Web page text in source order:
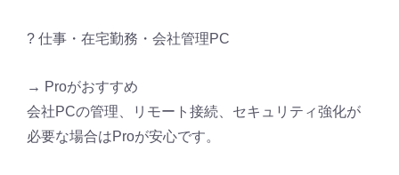
? 仕事・在宅勤務・会社管理PC
→ Proがおすすめ
会社PCの管理、リモート接続、セキュリティ強化が
必要な場合はProが安心です。